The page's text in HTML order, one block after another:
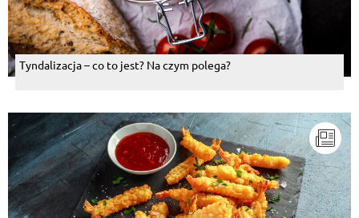
Tyndalizacja – co to jest? Na czym polega?